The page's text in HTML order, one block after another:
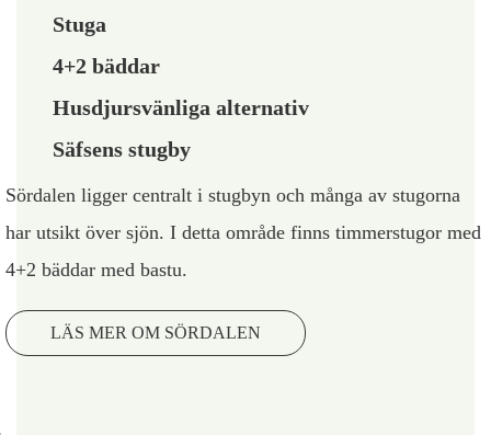
Stuga
4+2 bäddar
Husdjursvänliga alternativ
Säfsens stugby
Sördalen ligger centralt i stugbyn och många av stugorna
har utsikt över sjön. I detta område finns timmerstugor med
4+2 bäddar med bastu.
LÄS MER OM SÖRDALEN